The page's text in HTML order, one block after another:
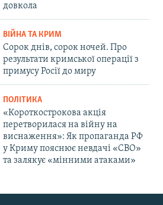
довкола
ВІЙНА ТА КРИМ
Сорок днів, сорок ночей. Про
результати кримської операції з
примусу Росії до миру
ПОЛІТИКА
«Короткострокова акція
перетворилася на війну на
виснаження»: Як пропаганда РФ
у Криму пояснює невдачі «СВО»
та залякує «мінними атаками»